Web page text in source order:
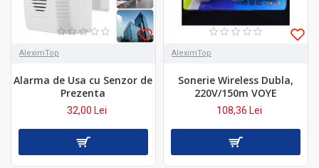
AleximTop
Alarma de Usa cu Senzor de
Prezenta
32,00 Lei
AleximTop
Sonerie Wireless Dubla,
220V/150m VOYE
108,36 Lei